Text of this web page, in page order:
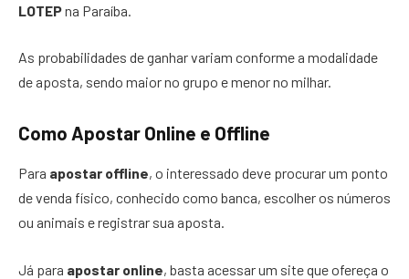
LOTEPna Paraíba.
As probabilidades de ganhar variam conforme a modalidade
de aposta, sendo maior no grupo e menor no milhar.
Como Apostar Online e Offline
Para apostar offline, o interessado deve procurar um ponto
de venda físico, conhecido como banca, escolher os números
ou animais e registrar sua aposta.
Já para apostar online, basta acessar um site que ofereça o